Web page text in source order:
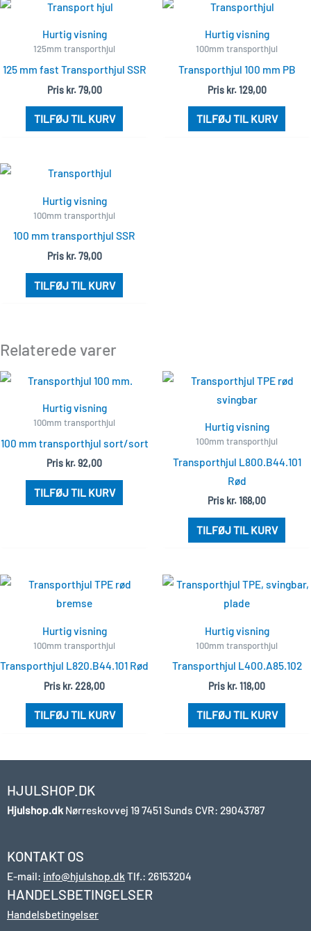
Hurtig visning
125mm transporthjul
125 mm fast Transporthjul SSR
Pris kr.79,00
TILFØJ TIL KURV
Hurtig visning
100mm transporthjul
Transporthjul 100 mm PB
Pris kr.129,00
TILFØJ TIL KURV
Hurtig visning
100mm transporthjul
100 mm transporthjul SSR
Pris kr.79,00
TILFØJ TIL KURV
Relaterede varer
Hurtig visning
100mm transporthjul
100 mm transporthjul sort/sort
Pris kr.92,00
TILFØJ TIL KURV
Hurtig visning
100mm transporthjul
Transporthjul L800.B44.101
Rød
Pris kr.168,00
TILFØJ TIL KURV
Hurtig visning
100mm transporthjul
Transporthjul L820.B44.101 Rød
Pris kr.228,00
TILFØJ TIL KURV
Hurtig visning
100mm transporthjul
Transporthjul L400.A85.102
Pris kr.118,00
TILFØJ TIL KURV
HJULSHOP.DK
Hjulshop.dk Nørreskovvej 197451 Sunds CVR: 29043787
KONTAKT OS
E-mail: info@hjulshop.dk Tlf.: 26153204
HANDELSBETINGELSER
Handelsbetingelser